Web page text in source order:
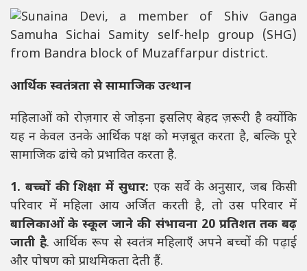
आर्थिक स्वतंत्रता से सामाजिक उत्थान
महिलाओं को रोज़गार से जोड़ना इसलिए बेहद ज़रूरी है क्योंकि
यह न केवल उनके आर्थिक पक्ष को मज़बूत करता है, बल्कि पूरे
सामाजिक ढांचे को प्रभावित करता है.
1. बच्चों की शिक्षा में सुधार: एक सर्वे के अनुसार, जब किसी
परिवार में महिला आय अर्जित करती है, तो उस परिवार में
बालिकाओं के स्कूल जाने की संभावना 20 प्रतिशत तक बढ़
जाती है. आर्थिक रूप से स्वतंत्र महिलाएँ अपने बच्चों की पढ़ाई
और पोषण को प्राथमिकता देती हैं.